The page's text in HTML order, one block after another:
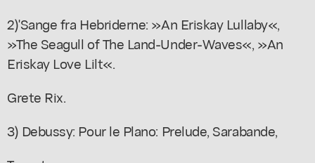
2)'Sange fra Hebriderne: »An Eriskay Lullaby«,
»The Seagull of The Land-Under-Waves«, »An
Eriskay Love Lilt«.
Grete Rix.
3) Debussy: Pour le Plano: Prelude, Sarabande,